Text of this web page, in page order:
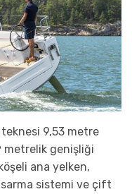
teknesi 9,53 metre
metrelik genişliği
ana yelken,
sistemi ve çift